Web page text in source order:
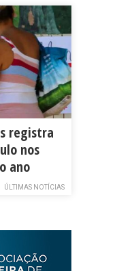
registra
nos
ano
ÚLTIMAS NOTÍCIAS